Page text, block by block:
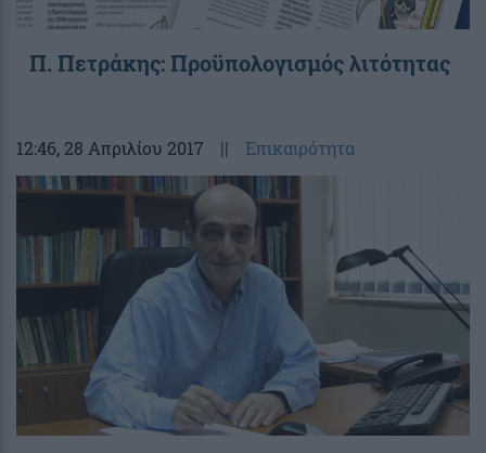
Π. Πετράκης: Προϋπολογισμός λιτότητας
12:46, 28 Απριλίου 2017 || Επικαιρότητα